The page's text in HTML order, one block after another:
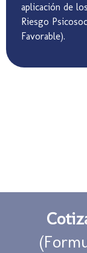
aplicación de
Riesgo
Favorable).